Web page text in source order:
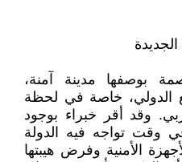
بوصفها مدينة آمنة،
الدولي، خاصة في لحظة
وقد أقر خبراء بوجود
وقت تواجه فيه الدولة
الأمنية وفرض هيبتها